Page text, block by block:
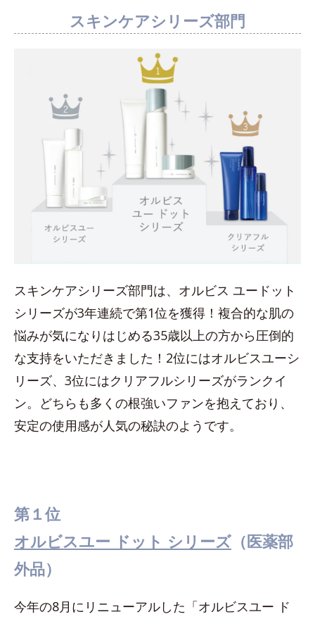
スキンケアシリーズ部門
スキンケアシリーズ部門は、オルビス ユードット
シリーズが3年連続で第1位を獲得！複合的な肌の
悩みが気になりはじめる35歳以上の方から圧倒的
な支持をいただきました！2位にはオルビスユーシ
リーズ、3位にはクリアフルシリーズがランクイ
ン。どちらも多くの根強いファンを抱えており、
安定の使用感が人気の秘訣のようです。
第１位
オルビスユー ドット シリーズ （医薬部
外品）
今年の8月にリニューアルした「オルビスユー ド